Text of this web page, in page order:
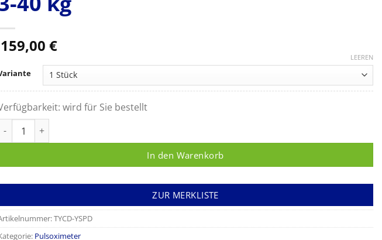
159,00 €
LEEREN
wird für Sie bestellt
In den Warenkorb
ZUR MERKLISTE
TYCD-YSPD
Pulsoximeter